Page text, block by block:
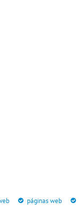
páginas web